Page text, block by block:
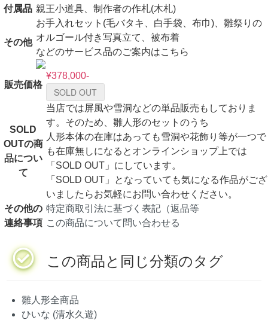
付属品 親王小道具、制作者の作札(木札)
その他
お手入れセット(毛バタキ、白手袋、布巾)、雛祭りの
オルゴール付き写真立て、被布着
などのサービス品のご案内はこちら
販売価格
¥378,000-
SOLD OUT
SOLD
OUTの商
品につい
て
当店では屏風や雪洞などの単品販売もしておりま
す。そのため、雛人形のセットのうち
人形本体の在庫はあっても雪洞や花飾り等が一つで
も在庫無しになるとオンラインショップ上では
「SOLD OUT」にしています。
「SOLD OUT」となっていても気になる作品がござ
いましたらお気軽にお問い合わせください。
その他の
連絡事項
特定商取引法に基づく表記（返品等
この商品について問い合わせる
この商品と同じ分類のタグ
雛人形全商品
ひいな (清水久遊)